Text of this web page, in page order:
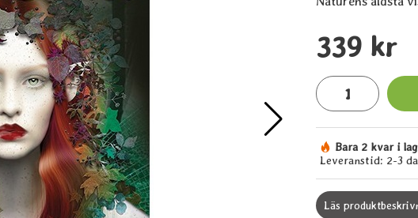
pris
339 kr
antal
Tillgänglighet:
Bara 2 kvar i
Leveranstid: 2-3
Läs